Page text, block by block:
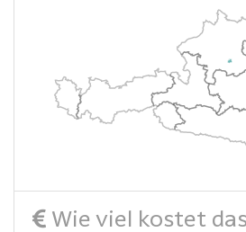
Wie viel kostet